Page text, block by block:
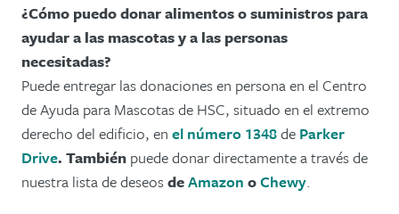
¿Cómo puedo donar alimentos o suministros para
ayudar a las mascotas y a las personas
necesitadas?
Puede entregar las donaciones en persona en el Centro
de Ayuda para Mascotas de HSC, situado en el extremo
derecho del edificio, en el número 1348de Parker
Drive. También puede donar directamente a través de
nuestra lista de deseosdeAmazon oChewy.